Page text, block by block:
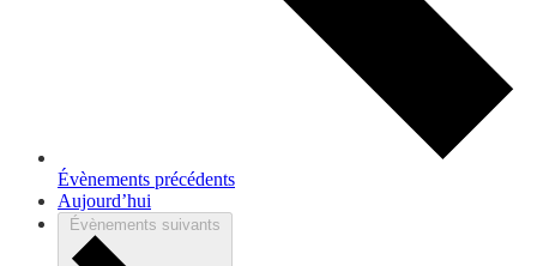
Évènements précédents
Aujourd’hui
Évènements suivants